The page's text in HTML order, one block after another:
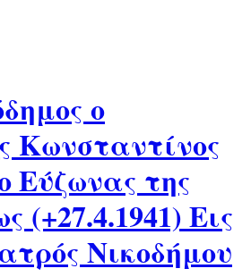
ο
Κωνσταντίνος
Εύζωνας της
(+27.4.1941) Εις
Νικοδήμου